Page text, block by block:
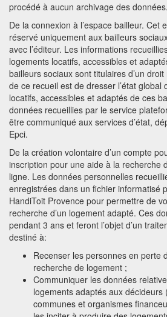
procédé à aucun archivage des données.
De la connexion à l’espace bailleur. Cet
réservé uniquement aux bailleurs
avec l’éditeur. Les informations
logements locatifs, accessibles et
bailleurs sociaux sont titulaires d’un droit
de ce recueil est de dresser l’état global
locatifs, accessibles et adaptés de ces
données recueillies par le service
être communiqué aux services d’état,
Epci.
De la création volontaire d’un compte
inscription pour une aide à la recherche
ligne. Les données personnelles
enregistrées dans un fichier informatisé
HandiToit Provence pour permettre de
recherche d’un logement adapté. Ces
pendant 3 ans et feront l’objet d’un
destiné à:
Recenser les personnes en perte
recherche de logement ;
Communiquer les données
logements adaptés aux décideurs
communes et organismes